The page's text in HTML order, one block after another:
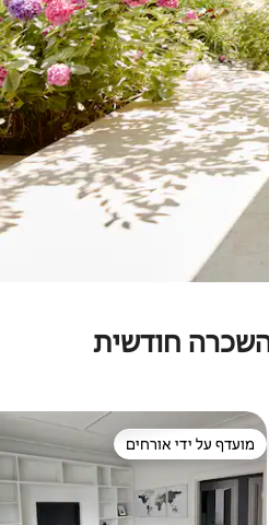
חודשית
מועדף על ידי אורחים
מועדף על ידי אורחים